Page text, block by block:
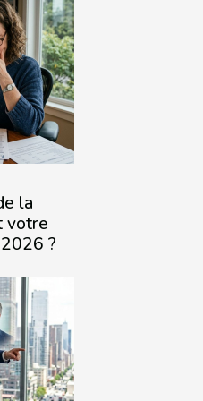
la
votre
?